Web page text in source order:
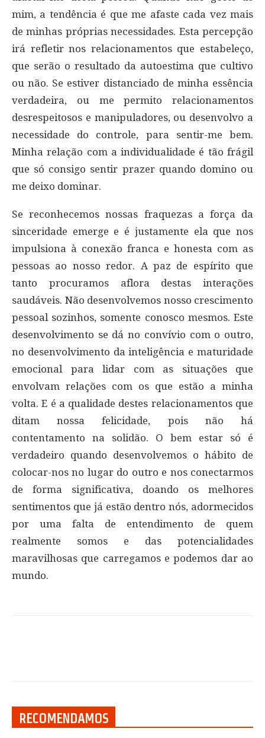
mim, a tendência é que me afaste cada vez mais
de minhas próprias necessidades. Esta percepção
irá refletir nos relacionamentos que estabeleço,
que serão o resultado da autoestima que cultivo
ou não. Se estiver distanciado de minha essência
verdadeira, ou me permito relacionamentos
desrespeitosos e manipuladores, ou desenvolvo a
necessidade do controle, para sentir-me bem.
Minha relação com a individualidade é tão frágil
que só consigo sentir prazer quando domino ou
me deixo dominar.
Se reconhecemos nossas fraquezas a força da
sinceridade emerge e é justamente ela que nos
impulsiona à conexão franca e honesta com as
pessoas ao nosso redor. A paz de espírito que
tanto procuramos aflora destas interações
saudáveis. Não desenvolvemos nosso crescimento
pessoal sozinhos, somente conosco mesmos. Este
desenvolvimento se dá no convívio com o outro,
no desenvolvimento da inteligência e maturidade
emocional para lidar com as situações que
envolvam relações com os que estão a minha
volta. E é a qualidade destes relacionamentos que
ditam nossa felicidade, pois não há
contentamento na solidão. O bem estar só é
verdadeiro quando desenvolvemos o hábito de
colocar-nos no lugar do outro e nos conectarmos
de forma significativa, doando os melhores
sentimentos que já estão dentro nós, adormecidos
por uma falta de entendimento de quem
realmente somos e das potencialidades
maravilhosas que carregamos e podemos dar ao
mundo.
RECOMENDAMOS